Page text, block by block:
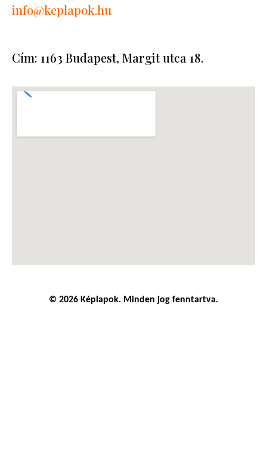
info@keplapok.hu
Cím: 1163 Budapest, Margit utca 18.
© 2026 Képlapok. Minden jog fenntartva.